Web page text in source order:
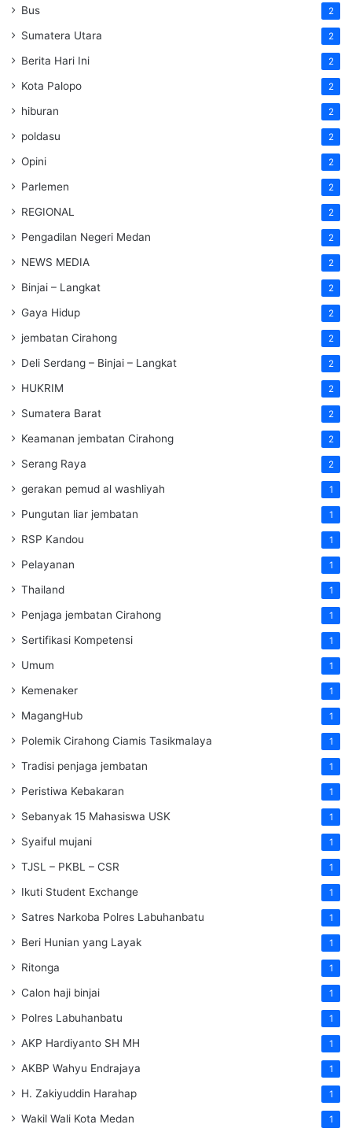
Bus 2
Sumatera Utara 2
Berita Hari Ini 2
Kota Palopo 2
hiburan 2
poldasu 2
Opini 2
Parlemen 2
REGIONAL 2
Pengadilan Negeri Medan 2
NEWS MEDIA 2
Binjai – Langkat 2
Gaya Hidup 2
jembatan Cirahong 2
Deli Serdang – Binjai – Langkat 2
HUKRIM 2
Sumatera Barat 2
Keamanan jembatan Cirahong 2
Serang Raya 2
gerakan pemud al washliyah 1
Pungutan liar jembatan 1
RSP Kandou 1
Pelayanan 1
Thailand 1
Penjaga jembatan Cirahong 1
Sertifikasi Kompetensi 1
Umum 1
Kemenaker 1
MagangHub 1
Polemik Cirahong Ciamis Tasikmalaya 1
Tradisi penjaga jembatan 1
Peristiwa Kebakaran 1
Sebanyak 15 Mahasiswa USK 1
Syaiful mujani 1
TJSL – PKBL – CSR 1
Ikuti Student Exchange 1
Satres Narkoba Polres Labuhanbatu 1
Beri Hunian yang Layak 1
Ritonga 1
Calon haji binjai 1
Polres Labuhanbatu 1
AKP Hardiyanto SH MH 1
AKBP Wahyu Endrajaya 1
H. Zakiyuddin Harahap 1
Wakil Wali Kota Medan 1